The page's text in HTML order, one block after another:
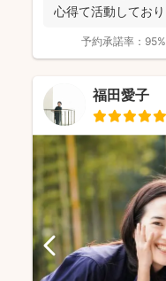
心得て活動してお
予約承諾率： 95%
福田愛子